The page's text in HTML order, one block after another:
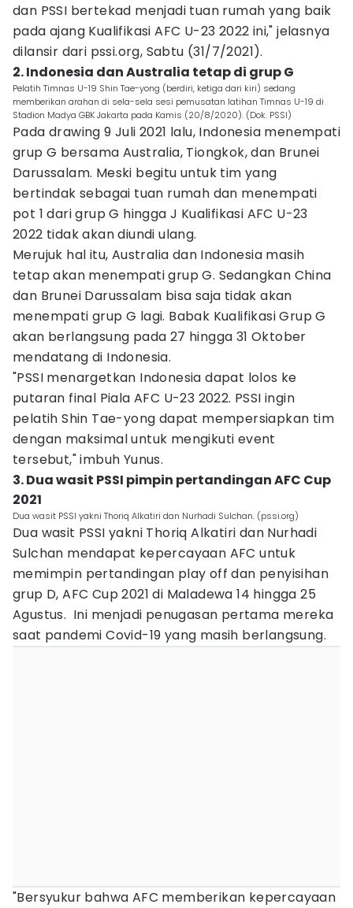
dan PSSI bertekad menjadi tuan rumah yang baik
pada ajang Kualifikasi AFC U-23 2022 ini," jelasnya
dilansir dari pssi.org, Sabtu (31/7/2021).
2. Indonesia dan Australia tetap di grup G
Pelatih Timnas U-19 Shin Tae-yong (berdiri, ketiga dari kiri) sedang
memberikan arahan di sela-sela sesi pemusatan latihan Timnas U-19 di
Stadion Madya GBK Jakarta pada Kamis (20/8/2020). (Dok. PSSI)
Pada drawing 9 Juli 2021 lalu, Indonesia menempati
grup G bersama Australia, Tiongkok, dan Brunei
Darussalam. Meski begitu untuk tim yang
bertindak sebagai tuan rumah dan menempati
pot 1 dari grup G hingga J Kualifikasi AFC U-23
2022 tidak akan diundi ulang.
Merujuk hal itu, Australia dan Indonesia masih
tetap akan menempati grup G. Sedangkan China
dan Brunei Darussalam bisa saja tidak akan
menempati grup G lagi. Babak Kualifikasi Grup G
akan berlangsung pada 27 hingga 31 Oktober
mendatang di Indonesia.
"PSSI menargetkan Indonesia dapat lolos ke
putaran final Piala AFC U-23 2022. PSSI ingin
pelatih Shin Tae-yong dapat mempersiapkan tim
dengan maksimal untuk mengikuti event
tersebut," imbuh Yunus.
3. Dua wasit PSSI pimpin pertandingan AFC Cup
2021
Dua wasit PSSI yakni Thoriq Alkatiri dan Nurhadi Sulchan. (pssi.org)
Dua wasit PSSI yakni Thoriq Alkatiri dan Nurhadi
Sulchan mendapat kepercayaan AFC untuk
memimpin pertandingan play off dan penyisihan
grup D, AFC Cup 2021 di Maladewa 14 hingga 25
Agustus. Ini menjadi penugasan pertama mereka
saat pandemi Covid-19 yang masih berlangsung.
"Bersyukur bahwa AFC memberikan kepercayaan